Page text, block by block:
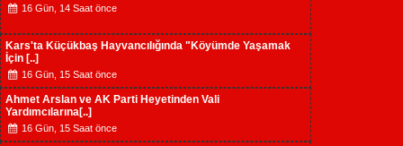
16 Gün, 14 Saat önce
Kars'ta Küçükbaş Hayvancılığında "Köyümde Yaşamak
İçin [..]
16 Gün, 15 Saat önce
Ahmet Arslan ve AK Parti Heyetinden Vali
Yardımcılarına[..]
16 Gün, 15 Saat önce